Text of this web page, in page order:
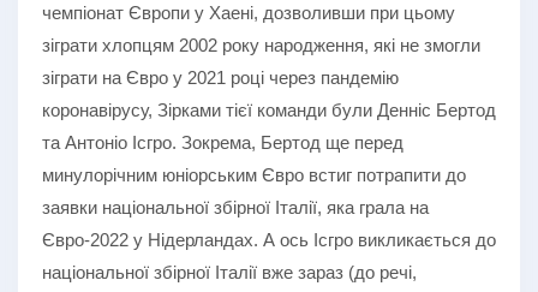
чемпіонат Європи у Хаені, дозволивши при цьому
зіграти хлопцям 2002 року народження, які не змогли
зіграти на Євро у 2021 році через пандемію
коронавірусу, Зірками тієї команди були Денніс Бертод
та Антоніо Ісгро. Зокрема, Бертод ще перед
минулорічним юніорським Євро встиг потрапити до
заявки національної збірної Італії, яка грала на
Євро-2022 у Нідерландах. А ось Ісгро викликається до
національної збірної Італії вже зараз (до речі,